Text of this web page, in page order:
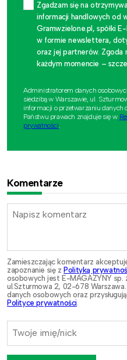
Zgadzam się na
informacji handlowych od
Gramwzielone.pl, spółki
w formie newslettera,
oraz jej partnerów. Zgoda
każdym momencie –
Administratorem danych
siedzibą w Warszawie, ul.
informacji o przetwarzaniu danych
Państwu prawach znajduje się w
prywatności.
Komentarze
Zamieszczając komentarz
zapoznanie się z Polityką
osobowych jest E-MAGAZYNY sp.
ul.Szturmowa 2, 02-678
danych osobowych oraz
Polityce prywatności.